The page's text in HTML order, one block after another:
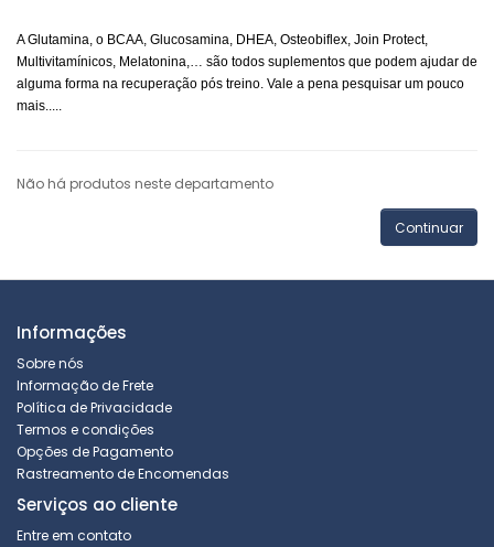
A Glutamina, o BCAA, Glucosamina, DHEA, Osteobiflex, Join Protect,
Multivitamínicos, Melatonina,… são todos suplementos que podem ajudar de
alguma forma na recuperação pós treino. Vale a pena pesquisar um pouco
mais.....
Não há produtos neste departamento
Continuar
Informações
Sobre nós
Informação de Frete
Política de Privacidade
Termos e condições
Opções de Pagamento
Rastreamento de Encomendas
Serviços ao cliente
Entre em contato